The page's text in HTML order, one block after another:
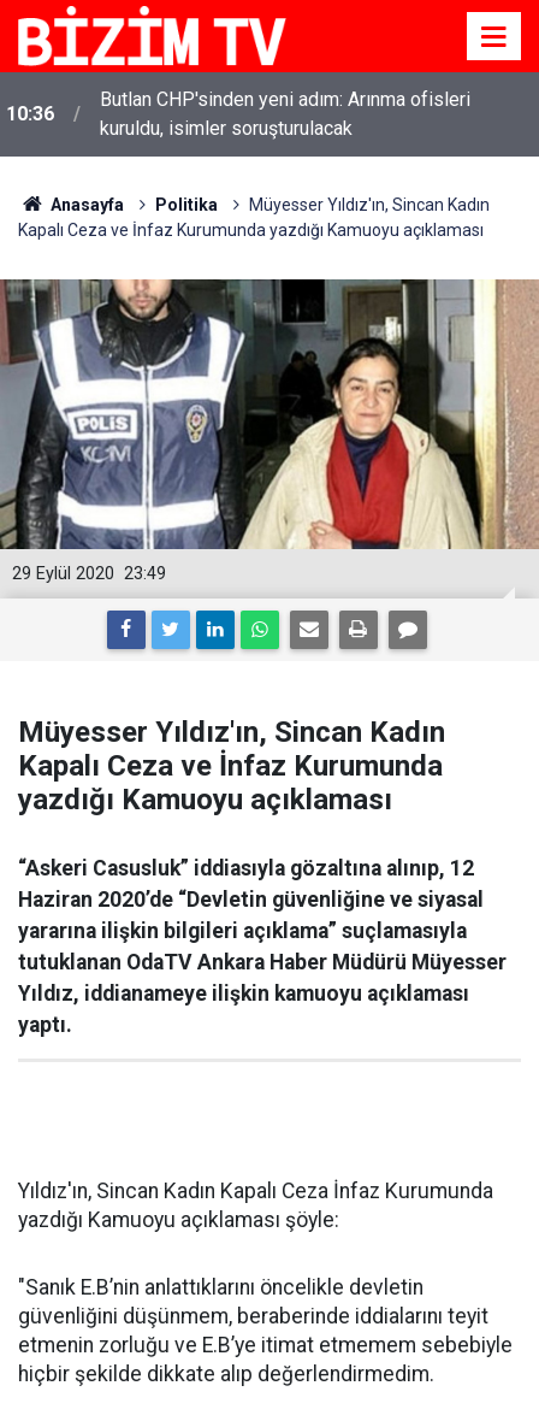
10:36
Butlan CHP'sinden yeni adım: Arınma ofisleri
kuruldu, isimler soruşturulacak
Anasayfa Politika
Müyesser Yıldız'ın, Sincan Kadın
Kapalı Ceza ve İnfaz Kurumunda yazdığı Kamuoyu açıklaması
23:49
29 Eylül 2020
Müyesser Yıldız'ın, Sincan Kadın
Kapalı Ceza ve İnfaz Kurumunda
yazdığı Kamuoyu açıklaması
“Askeri Casusluk” iddiasıyla gözaltına alınıp, 12
Haziran 2020’de “Devletin güvenliğine ve siyasal
yararına ilişkin bilgileri açıklama” suçlamasıyla
tutuklanan OdaTV Ankara Haber Müdürü Müyesser
Yıldız, iddianameye ilişkin kamuoyu açıklaması
yaptı.
Yıldız'ın, Sincan Kadın Kapalı Ceza İnfaz Kurumunda
yazdığı Kamuoyu açıklaması şöyle:
"Sanık E.B’nin anlattıklarını öncelikle devletin
güvenliğini düşünmem, beraberinde iddialarını teyit
etmenin zorluğu ve E.B’ye itimat etmemem sebebiyle
hiçbir şekilde dikkate alıp değerlendirmedim.